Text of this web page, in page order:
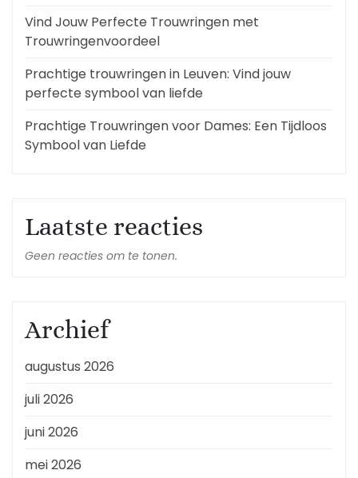
Vind Jouw Perfecte Trouwringen met
Trouwringenvoordeel
Prachtige trouwringen in Leuven: Vind jouw
perfecte symbool van liefde
Prachtige Trouwringen voor Dames: Een Tijdloos
Symbool van Liefde
Laatste reacties
Geen reacties om te tonen.
Archief
augustus 2026
juli 2026
juni 2026
mei 2026